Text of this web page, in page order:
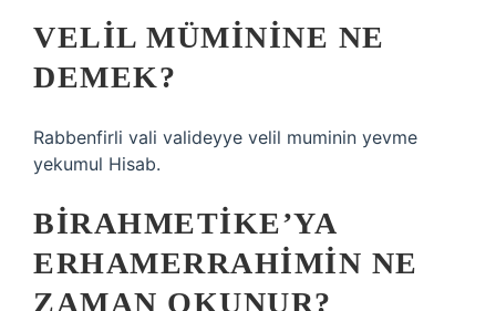
VELIL MÜMININE NE
DEMEK?
Rabbenfirli vali valideyye velil muminin yevme
yekumul Hisab.
BIRAHMETIKE’YA
ERHAMERRAHIMIN NE
ZAMAN OKUNUR?